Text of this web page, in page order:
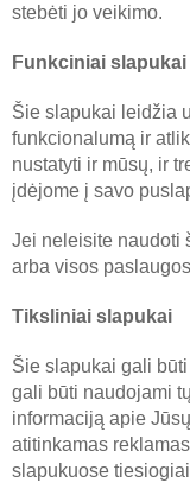
stebėti jo veikimo.
Funkciniai slapukai
Šie slapukai leidžia
funkcionalumą ir
nustatyti ir mūsų, ir
įdėjome į savo
Jei neleisite naudoti
arba visos
Tiksliniai slapukai
Šie slapukai gali
gali būti naudojami
informaciją apie
atitinkamas
slapukuose